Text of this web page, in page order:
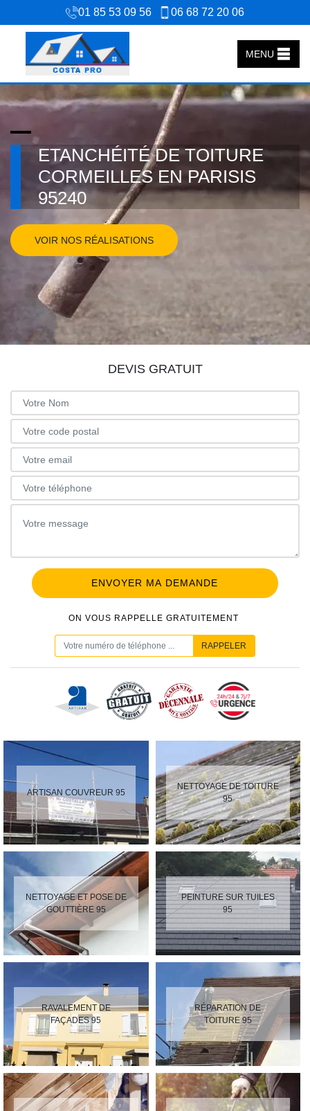
01 85 53 09 56 06 68 72 20 06
MENU
ETANCHÉITÉ DE TOITURE
CORMEILLES EN PARISIS
95240
VOIR NOS RÉALISATIONS
DEVIS GRATUIT
ON VOUS RAPPELLE GRATUITEMENT
ARTISAN COUVREUR 95
NETTOYAGE DE TOITURE
95
NETTOYAGE ET POSE DE
GOUTTIÈRE 95
PEINTURE SUR TUILES
95
RAVALEMENT DE
FAÇADES 95
RÉPARATION DE
TOITURE 95